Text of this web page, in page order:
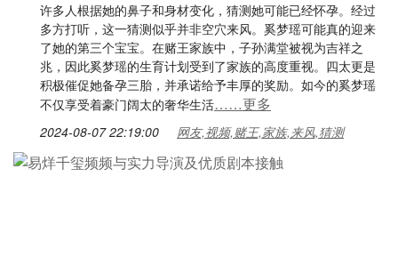
许多人根据她的鼻子和身材变化，猜测她可能已经怀孕。经过
多方打听，这一猜测似乎并非空穴来风。奚梦瑶可能真的迎来
了她的第三个宝宝。在赌王家族中，子孙满堂被视为吉祥之
兆，因此奚梦瑶的生育计划受到了家族的高度重视。四太更是
积极催促她备孕三胎，并承诺给予丰厚的奖励。如今的奚梦瑶
不仅享受着豪门阔太的奢华生活……更多
2024-08-07 22:19:00 网友,视频,赌王,家族,来风,猜测